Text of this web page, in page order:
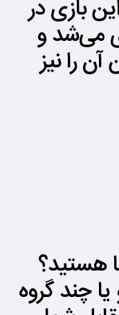
بازی در
می‌شد و
را نیز
هستید؟
چند گروه